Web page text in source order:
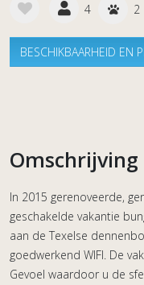
4 2
BESCHIKBAARHEID EN
Omschrijving
In 2015 gerenoveerde,
geschakelde vakantie
aan de Texelse
goedwerkend WIFI. De
Gevoel waardoor u de